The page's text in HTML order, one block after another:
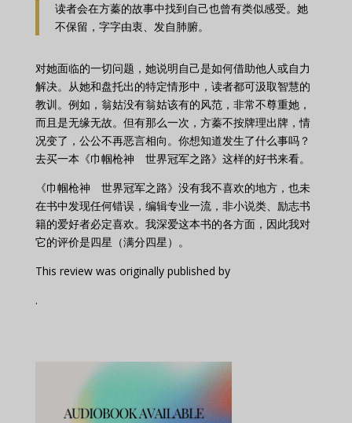
读者会在方蓁的故事中找到自己也曾有类似感受。她
不保留，字字由衷、发自肺腑。
对她面临的一切问题，她说明自己是如何借助他人或自力
解决。从她和盘托出的特定情形中，读者都可汲取智慧的
教训。例如，翁姑没有翁姑该有的风范，非常不尊重她，
而且是无缘无故。但有那么一次，方蓁不按牌理出牌，情
况变了，公公不再恶言相向。你想知道发生了什么事吗？
去买一本《巾帼枪神 世界冠军之路》这样的好书来看。
《巾帼枪神 世界冠军之路》没有我不喜欢的地方，也未
在书中发现任何错误，编辑专业一流，非小说类、励志书
籍的爱好者必定喜欢。我深爱这本书的各方面，因此我对
它的评价是四星（满分四星）。
This review was originally published by
.